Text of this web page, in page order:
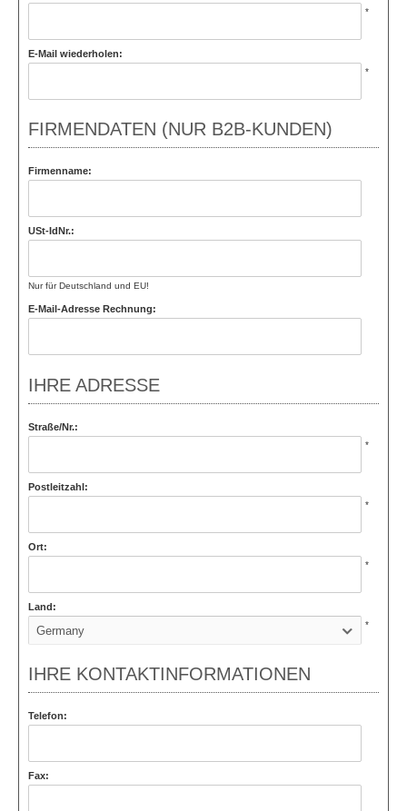
*
E-Mail wiederholen:
*
FIRMENDATEN (NUR B2B-KUNDEN)
Firmenname:
USt-IdNr.:
Nur für Deutschland und EU!
E-Mail-Adresse Rechnung:
IHRE ADRESSE
Straße/Nr.:
*
Postleitzahl:
*
Ort:
*
Land:
Germany *
IHRE KONTAKTINFORMATIONEN
Telefon:
Fax: